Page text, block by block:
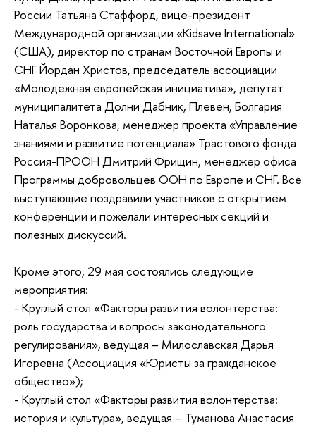
России Татьяна Стаффорд, вице-президент
Международной организации «Kidsave International»
(США), директор по странам Восточной Европы и
СНГ Йордан Христов, председатель ассоциации
«Молодежная европейская инициатива», депутат
муниципалитета Долни Дабник, Плевен, Болгария
Наталья Воронкова, менеджер проекта «Управление
знаниями и развитие потенциала» Трастового фонда
Россия-ПРООН Дмитрий Фрищин, менеджер офиса
Программы добровольцев ООН по Европе и СНГ. Все
выступающие поздравили участников с открытием
конференции и пожелали интересных секций и
полезных дискуссий.
Кроме этого, 29 мая состоялись следующие
мероприятия:
- Круглый стол «Факторы развития волонтерства:
роль государства и вопросы законодательного
регулирования», ведущая – Милославская Дарья
Игоревна (Ассоциация «Юристы за гражданское
общество»);
- Круглый стол «Факторы развития волонтерства:
история и культура», ведущая – Туманова Анастасия